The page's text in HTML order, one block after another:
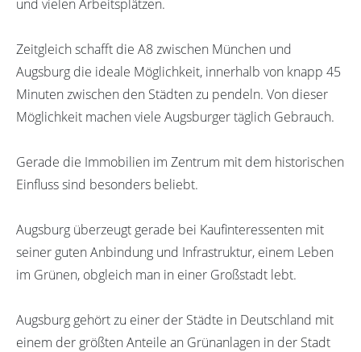
und vielen Arbeitsplätzen.
Zeitgleich schafft die A8 zwischen München und
Augsburg die ideale Möglichkeit, innerhalb von knapp 45
Minuten zwischen den Städten zu pendeln. Von dieser
Möglichkeit machen viele Augsburger täglich Gebrauch.
Gerade die Immobilien im Zentrum mit dem historischen
Einfluss sind besonders beliebt.
Augsburg überzeugt gerade bei Kaufinteressenten mit
seiner guten Anbindung und Infrastruktur, einem Leben
im Grünen, obgleich man in einer Großstadt lebt.
Augsburg gehört zu einer der Städte in Deutschland mit
einem der größten Anteile an Grünanlagen in der Stadt